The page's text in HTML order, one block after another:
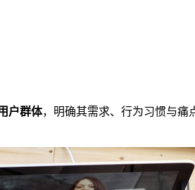
户群体，明确其需求、行为习惯与痛